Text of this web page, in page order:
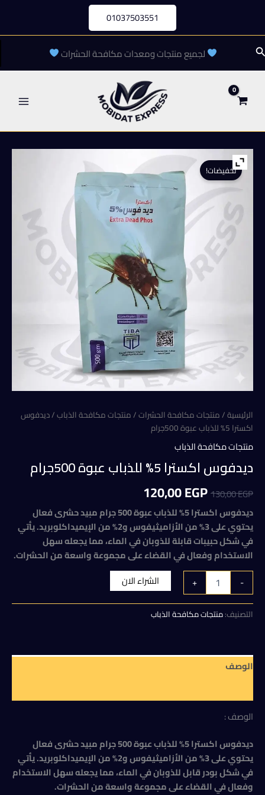
المحتوى
01037503551
البحث لجميع منتجات ومعدات مكافحة الحشرات
تخفيضات!
الرئيسية/منتجات مكافحة الحشرات/منتجات مكافحة الذباب/ ديدفوس
اكسترا 5% للذباب عبوة 500جرام
منتجات مكافحة الذباب
ديدفوس اكسترا 5% للذباب عبوة 500جرام
130,00EGP
السعر
الأصلي
هو:
130,00 EGP.
120,00EGP
الحالي
هو:
120,00 EGP.
ديدفوس اكسترا 5% للذباب عبوة 500 جرام مبيد حشرى فعال
يحتوي على 3% من الأزاميثيفوس و2% من الإيميداكلوبريد. يأتي
في شكل حبيبات قابلة للذوبان في الماء، مما يجعله سهل
الاستخدام وفعال في القضاء على مجموعة واسعة من الحشرات.
-
كمية
ديدفوس
اكسترا
5%
+ الشراء الان
التصنيف:منتجات مكافحة الذباب
الوصف
الوصف :
ديدفوس اكسترا 5% للذباب عبوة 500 جرام مبيد حشرى فعال
يحتوي على 3% من الأزاميثيفوس و2% من الإيميداكلوبريد. يأتي
في شكل بودر قابل للذوبان في الماء، مما يجعله سهل الاستخدام
وفعال في القضاء على مجموعة واسعة من الحشرات.